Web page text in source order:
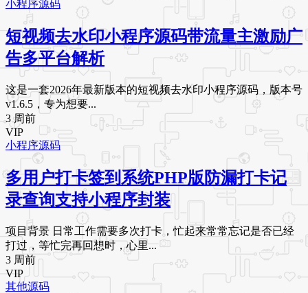
小程序源码
短视频去水印小程序源码带流量主激励广
告多平台解析
这是一套2026年最新版本的短视频去水印小程序源码，版本号
v1.6.5，专为想要...
3 周前
VIP
小程序源码
多用户打卡签到系统PHP版防漏打卡记
录查询支持小程序封装
项目背景 日常工作需要多次打卡，忙起来常常忘记是否已经
打过，等忙完再回想时，心里...
3 周前
VIP
其他源码